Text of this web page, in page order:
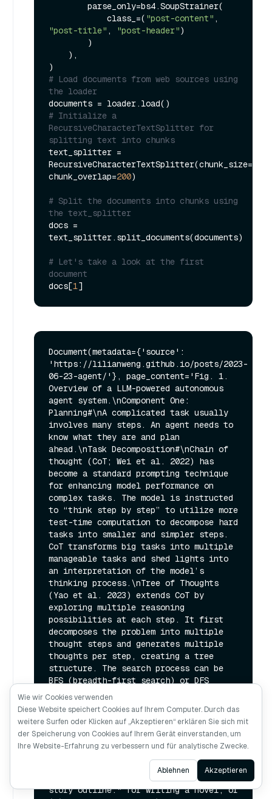
            class_=(
"post-content"
"post-title" , "post-header")
# Load documents from web sources using
the loader
# Initialize a
RecursiveCharacterTextSplitter for
splitting text into chunks
text_splitter =
RecursiveCharacterTextSplitter(chunk_size=
chunk_overlap=200)
# Split the documents into chunks using
the text_splitter
docs =
text_splitter.split_documents(documents)
# Let's take a look at the first
document
docs[1
Document(metadata={'source':
'https://lilianweng.github.io/posts/2023-
06-23-agent/'}, page_content='Fig. 1.
Overview of a LLM-powered autonomous
agent system.\nComponent One:
Planning#\nA complicated task usually
involves many steps. An agent needs to
know what they are and plan
ahead.\nTask Decomposition#\nChain of
thought (CoT; Wei et al. 2022) has
become a standard prompting technique
for enhancing model performance on
complex tasks. The model is instructed
to “think step by step” to utilize more
test-time computation to decompose hard
tasks into smaller and simpler steps.
CoT transforms big tasks into multiple
manageable tasks and shed lights into
an interpretation of the model’s
thinking process.\nTree of Thoughts
(Yao et al. 2023) extends CoT by
exploring multiple reasoning
possibilities at each step. It first
decomposes the problem into multiple
thought steps and generates multiple
thoughts per step, creating a tree
structure. The search process can be
BFS (breadth-first search) or DFS
(depth-first search) with each state
evaluated by a classifier (via a
prompt) or majority vote.\nTask
decomposition can be done (1) by LLM
with simple prompting like "Steps for
XYZ.\\n1.", "What are the subgoals for
achieving XYZ?", (2) by using task-
specific instructions; e.g. "Write a
story outline." for writing a novel, or
Ask AI
Wie wir Cookies verwenden
Diese Website speichert Cookies auf Ihrem Computer. Durch das
weitere Surfen oder Klicken auf „Akzeptieren“ erklären Sie sich mit
der Speicherung von Cookies auf Ihrem Gerät einverstanden, um
Ihre Website-Erfahrung zu verbessern und für analytische Zwecke.
Ablehnen Akzeptieren